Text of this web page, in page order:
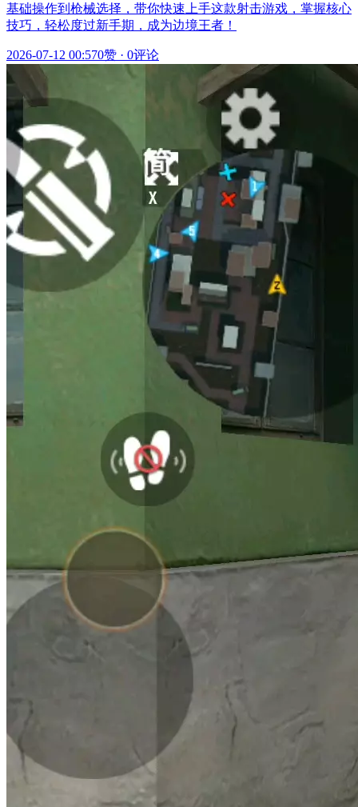
基础操作到枪械选择，带你快速上手这款射击游戏，掌握核心
技巧，轻松度过新手期，成为边境王者！
2026-07-12 00:570赞 · 0评论